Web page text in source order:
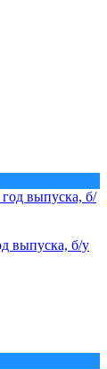
выпуска, б/у